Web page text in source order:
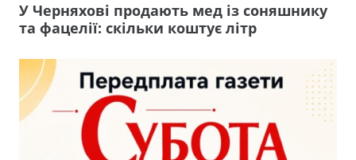
У Черняхові продають мед із соняшнику
та фацелії: скільки коштує літр